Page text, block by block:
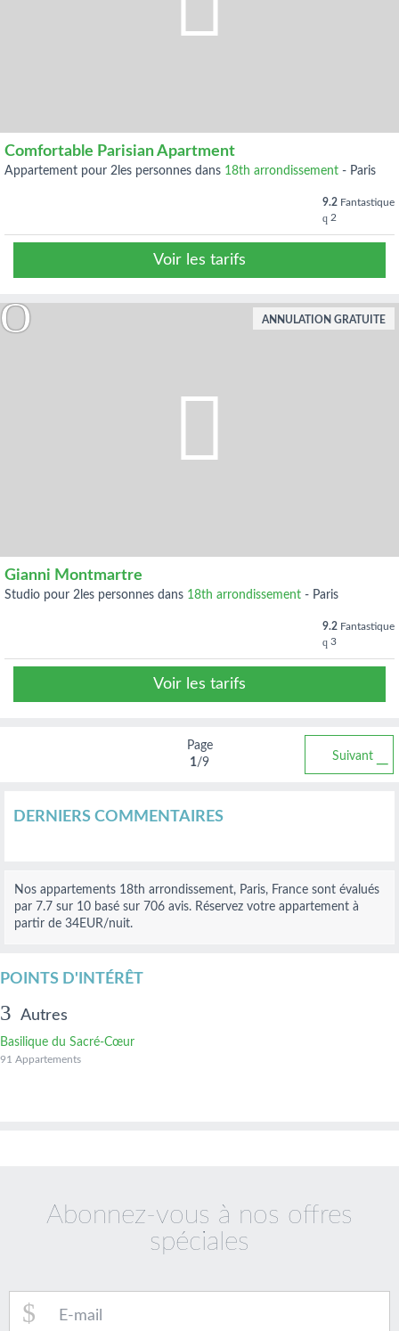
Comfortable Parisian Apartment
appartement pour 2les personnes dans 18th arrondissement - Paris
9.2 Fantastique
2
Voir les tarifs
Gianni Montmartre
studio pour 2les personnes dans 18th arrondissement - Paris
9.2 Fantastique
3
Voir les tarifs
ANNULATION GRATUITE
Page
1/9 Suivant
DERNIERS COMMENTAIRES
Nos appartements 18th arrondissement, Paris, France sont évalués
par 7.7 sur 10 basé sur 706 avis. Réservez votre appartement à
partir de 34EUR/nuit.
POINTS D'INTÉRÊT
Autres
Basilique du Sacré-Cœur
91 Appartements
Abonnez-vous à nos offres
spéciales